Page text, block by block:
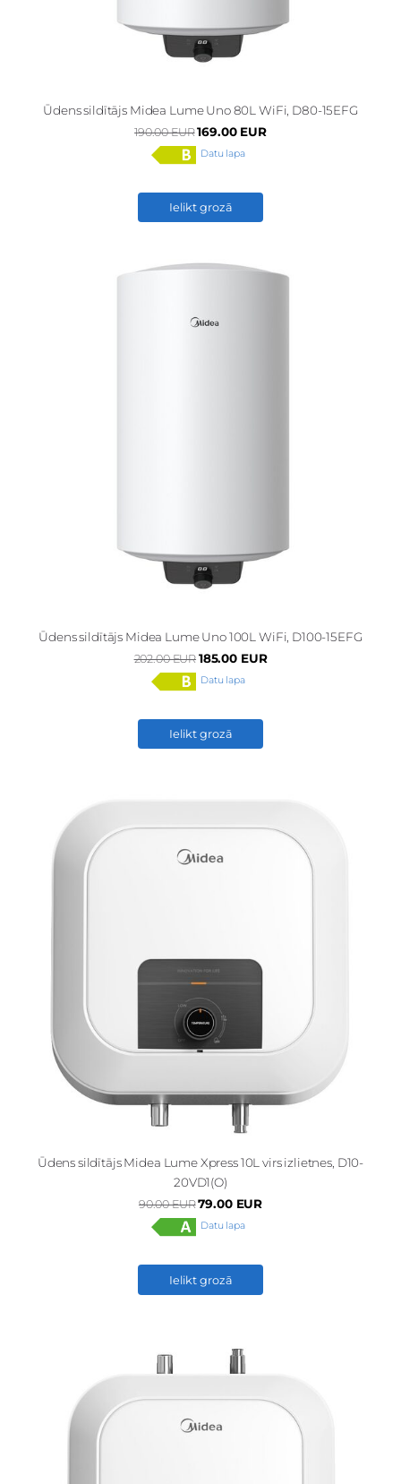
Ūdens sildītājs Midea Lume Uno 80L WiFi, D80-15EFG
190.00 EUR169.00 EUR
Datu lapa
Ielikt grozā
Ūdens sildītājs Midea Lume Uno 100L WiFi, D100-15EFG
202.00 EUR 185.00 EUR
Datu lapa
Ielikt grozā
Ūdens sildītājs Midea Lume Xpress 10L virs izlietnes, D10-
20VD1(O)
90.00 EUR79.00 EUR
Datu lapa
Ielikt grozā